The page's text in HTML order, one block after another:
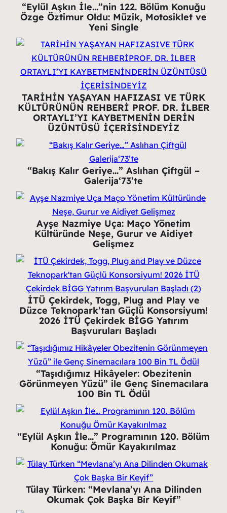
“Eylül Aşkın İle…”nin 122. Bölüm Konuğu
Özge Öztimur Oldu: Müzik, Motosiklet ve
Yeni Single
TARİHİN YAŞAYAN HAFIZASI VE TÜRK
KÜLTÜRÜNÜN REHBERİ PROF. DR. İLBER
ORTAYLI’YI KAYBETMENİN DERİN
ÜZÜNTÜSÜ İÇERİSİNDEYİZ
“Bakış Kalır Geriye…” Aslıhan Çiftgül –
Galerija‘73’te
Ayşe Nazmiye Uça: Maço Yönetim
Kültüründe Neşe, Gurur ve Aidiyet
Gelişmez
İTÜ Çekirdek, Togg, Plug and Play ve
Düzce Teknopark’tan Güçlü Konsorsiyum!
2026 İTÜ Çekirdek BİGG Yatırım
Başvuruları Başladı
“Taşıdığımız Hikâyeler: Obezitenin
Görünmeyen Yüzü” ile Genç Sinemacılara
100 Bin TL Ödül
“Eylül Aşkın İle…” Programının 120. Bölüm
Konuğu: Ömür Kayakırılmaz
Tülay Türken: “Mevlana’yı Ana Dilinden
Okumak Çok Başka Bir Keyif”